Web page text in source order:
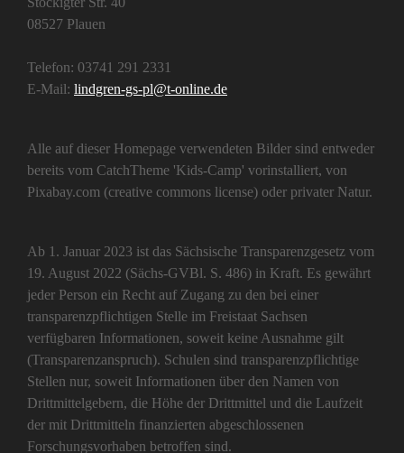
08527 Plauen
Telefon: 03741 291 2331
E-Mail: lindgren-gs-pl@t-online.de
Alle auf dieser Homepage verwendeten Bilder sind entweder
bereits vom CatchTheme 'Kids-Camp' vorinstalliert, von
Pixabay.com (creative commons license) oder privater Natur.
Ab 1. Januar 2023 ist das Sächsische Transparenzgesetz vom
19. August 2022 (Sächs-GVBl. S. 486) in Kraft. Es gewährt
jeder Person ein Recht auf Zugang zu den bei einer
transparenzpflichtigen Stelle im Freistaat Sachsen
verfügbaren Informationen, soweit keine Ausnahme gilt
(Transparenzanspruch). Schulen sind transparenzpflichtige
Stellen nur, soweit Informationen über den Namen von
Drittmittelgebern, die Höhe der Drittmittel und die Laufzeit
der mit Drittmitteln finanzierten abgeschlossenen
Forschungsvorhaben betroffen sind.